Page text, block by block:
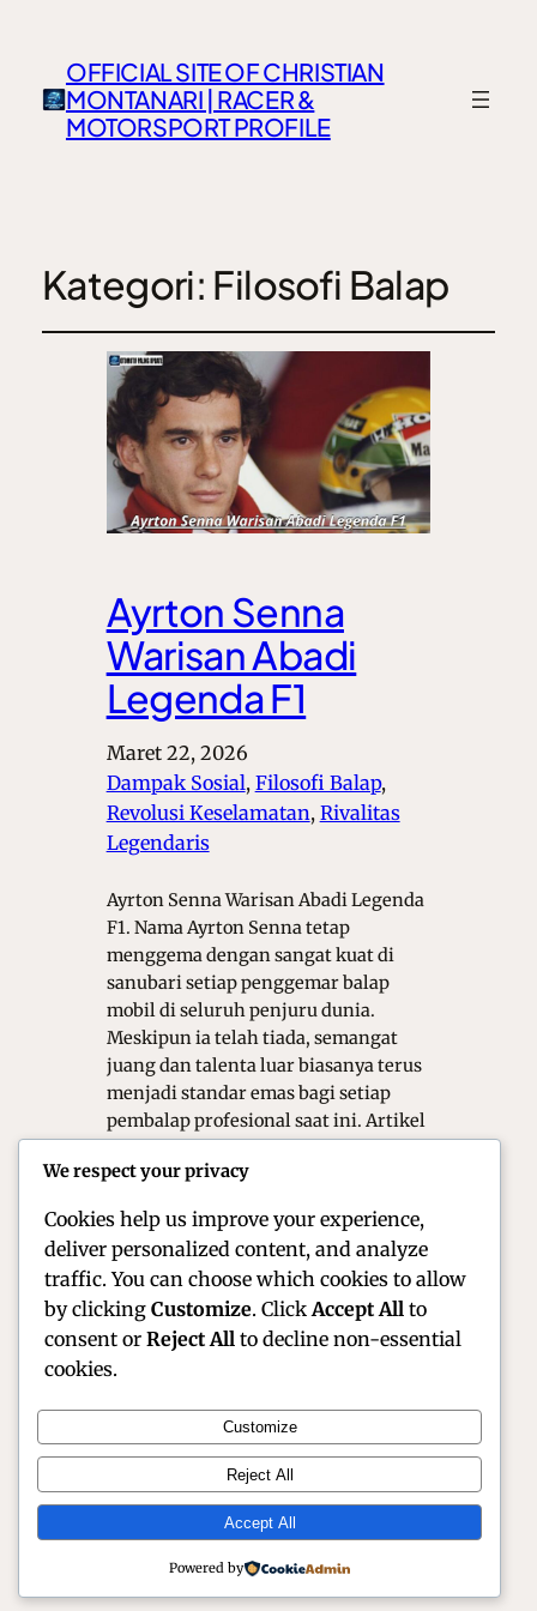
OFFICIAL SITE OF CHRISTIAN
MONTANARI | RACER &
MOTORSPORT PROFILE
Kategori: Filosofi Balap
Ayrton Senna
Warisan Abadi
Legenda F1
Maret 22, 2026
Dampak Sosial, Filosofi Balap ,
Revolusi Keselamatan, Rivalitas
Legendaris
Ayrton Senna Warisan Abadi Legenda
F1. Nama Ayrton Senna tetap
menggema dengan sangat kuat di
sanubari setiap penggemar balap
mobil di seluruh penjuru dunia.
Meskipun ia telah tiada, semangat
juang dan talenta luar biasanya terus
menjadi standar emas bagi setiap
pembalap profesional saat ini. Artikel
mengenai perjalanan karier, teknik
Official Site of Christian Montanari | Racer &
Motorsport Profile
We respect your privacy
Cookies help us improve your experience,
deliver personalized content, and analyze
traffic. You can choose which cookies to allow
by clicking Customize. Click Accept All to
consent or Reject All to decline non-essential
cookies.
Customize
Reject All
Accept All
Powered by